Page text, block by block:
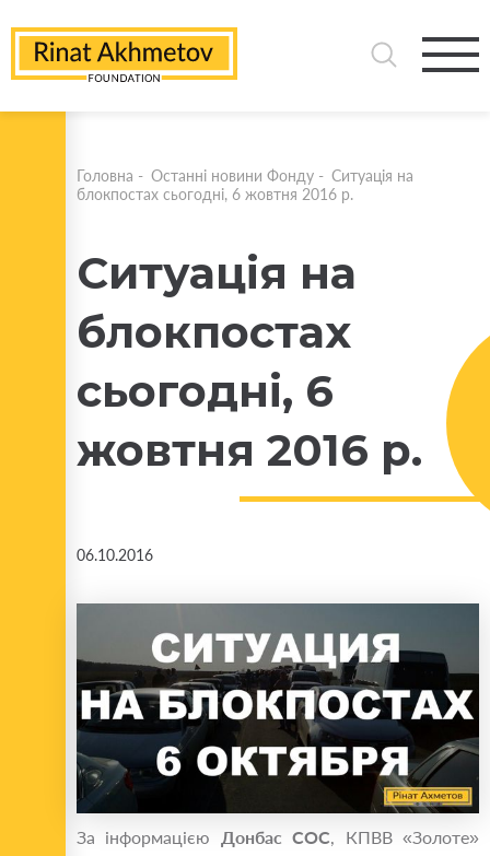
Головна - Останні новини Фонду - Ситуація на
блокпостах сьогодні, 6 жовтня 2016 р.
Ситуація на
блокпостах
сьогодні, 6
жовтня 2016 р.
06.10.2016
За інформацією Донбас СОС, КПВВ «Золоте»